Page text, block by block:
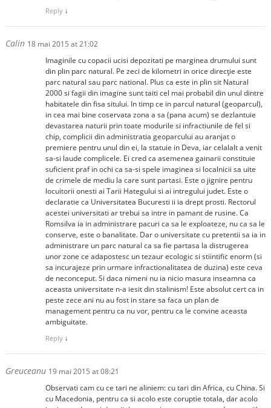
Reply ↓
Calin 18 mai 2015 at 21:02
Imaginile cu copacii ucisi depozitati pe marginea drumului sunt
din plin parc natural. Pe zeci de kilometri in orice direcție este
parc natural sau parc national. Plus ca este in plin sit Natural
2000 si fagii din imagine sunt taiti cel mai probabil din unul dintre
habitatele din fisa sitului. In timp ce in parcul natural (geoparcul),
in cea mai bine coservata zona a sa (pana acum) se dezlantuie
devastarea naturii prin toate modurile si infractiunile de fel si
chip, complicii din administratia geoparcului au aranjat o
premiere pentru unul din ei, la statuie in Deva, iar celalalt a venit
sa-si laude complicele. Ei cred ca asemenea gainarii constituie
suficient praf in ochi ca sa-si spele imaginea si localnicii sa uite
de crimele de mediu la care sunt partasi. Este o jignire pentru
locuitorii onesti ai Tarii Hategului si ai intregului judet. Este o
declaratie ca Universitatea Bucuresti ii ia drept prosti. Rectorul
acestei universitati ar trebui sa intre in pamant de rusine. Ca
Romsilva ia in administrare pacuri ca sa le exploateze, nu ca sa le
conserve, este o banalitate. Dar o universitate cu pretentii sa ia in
administrare un parc natural ca sa fie partasa la distrugerea
unor zone ce adapostesc un tezaur ecologic si stiintific enorm (si
sa incurajeze prin urmare infractionalitatea de duzina) este ceva
de neconceput. Si daca nimeni nu ia nicio masura inseamna ca
aceasta universitate n-a iesit din stalinism! Este absolut cert ca in
peste zece ani nu au fost in stare sa faca un plan de
management pentru ca nu vor, pentru ca le convine aceasta
ambiguitate.
Reply ↓
Greuceanu 19 mai 2015 at 08:21
Observati cam cu ce tari ne aliniem: cu tari din Africa, cu China. Si
cu Macedonia, pentru ca si acolo este coruptie totala, dar acolo